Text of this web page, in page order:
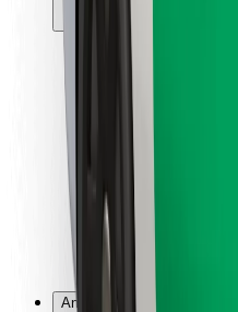
For passagerer
For leveringspersoner
Bolt Food
For flådeejere
For restauranter
Andet